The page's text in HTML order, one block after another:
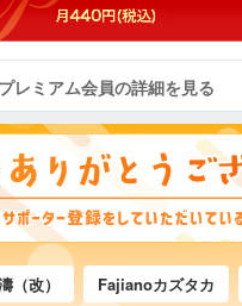
プレミアム会員の詳細を見る
） Fajianoカズタカ